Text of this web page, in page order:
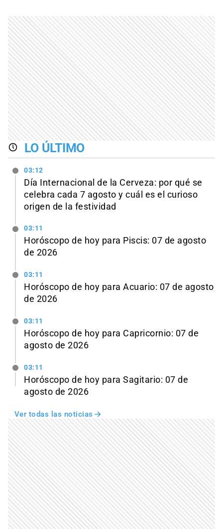
LO ÚLTIMO
03:12
Día Internacional de la Cerveza: por qué se
celebra cada 7 agosto y cuál es el curioso
origen de la festividad
03:11
Horóscopo de hoy para Piscis: 07 de agosto
de 2026
03:11
Horóscopo de hoy para Acuario: 07 de agosto
de 2026
03:11
Horóscopo de hoy para Capricornio: 07 de
agosto de 2026
03:11
Horóscopo de hoy para Sagitario: 07 de
agosto de 2026
Ver todas las noticias